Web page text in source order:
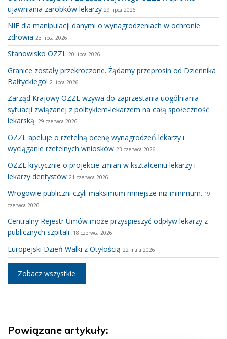
ujawniania zarobków lekarzy 29 lipca 2026
NIE dla manipulacji danymi o wynagrodzeniach w ochronie
zdrowia 23 lipca 2026
Stanowisko OZZL 20 lipca 2026
Granice zostały przekroczone. Żądamy przeprosin od Dziennika
Bałtyckiego! 2 lipca 2026
Zarząd Krajowy OZZL wzywa do zaprzestania uogólniania
sytuacji związanej z politykiem-lekarzem na całą społeczność
lekarską. 29 czerwca 2026
OZZL apeluje o rzetelną ocenę wynagrodzeń lekarzy i
wyciąganie rzetelnych wniosków 23 czerwca 2026
OZZL krytycznie o projekcie zmian w kształceniu lekarzy i
lekarzy dentystów 21 czerwca 2026
Wrogowie publiczni czyli maksimum mniejsze niż minimum. 19
czerwca 2026
Centralny Rejestr Umów może przyspieszyć odpływ lekarzy z
publicznych szpitali. 18 czerwca 2026
Europejski Dzień Walki z Otyłością 22 maja 2026
Zobacz wszystkie
Powiązane artykuły: